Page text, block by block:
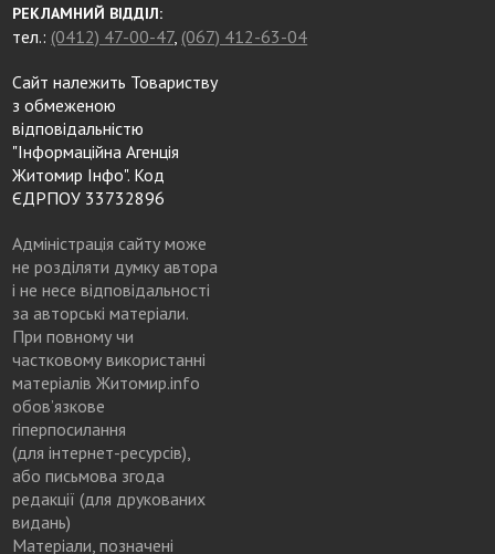
РЕКЛАМНИЙ ВІДДІЛ:
тел.: (0412) 47-00-47, (067) 412-63-04
Сайт належить Товариству
з обмеженою
відповідальністю
"Інформаційна Агенція
Житомир Інфо". Код
ЄДРПОУ 33732896
Адміністрація сайту може
не розділяти думку автора
і не несе відповідальності
за авторські матеріали.
При повному чи
частковому використанні
матеріалів Житомир.info
обов’язкове
гіперпосилання
(для інтернет-ресурсів),
або письмова згода
редакції (для друкованих
видань)
Матеріали, позначені